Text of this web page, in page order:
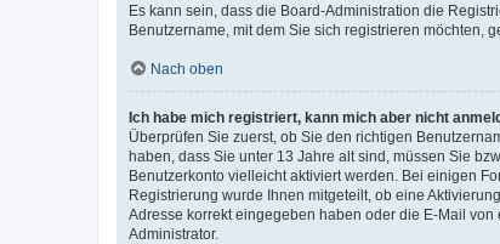
Es kann sein, dass die Board-Administration die
Benutzername, mit dem Sie sich registrieren möchten,
Nach oben
Ich habe mich registriert, kann mich aber nicht
Überprüfen Sie zuerst, ob Sie den richtigen
haben, dass Sie unter 13 Jahre alt sind, müssen Sie
Benutzerkonto vielleicht aktiviert werden. Bei einigen
Registrierung wurde Ihnen mitgeteilt, ob eine
Adresse korrekt eingegeben haben oder die E-Mail
Administrator.